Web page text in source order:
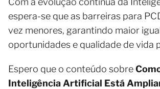
espera-se que as barreiras para
vez menores, garantindo maior
oportunidades e qualidade de vida
Espero que o conteúdo sobre
Inteligência Artificial Está